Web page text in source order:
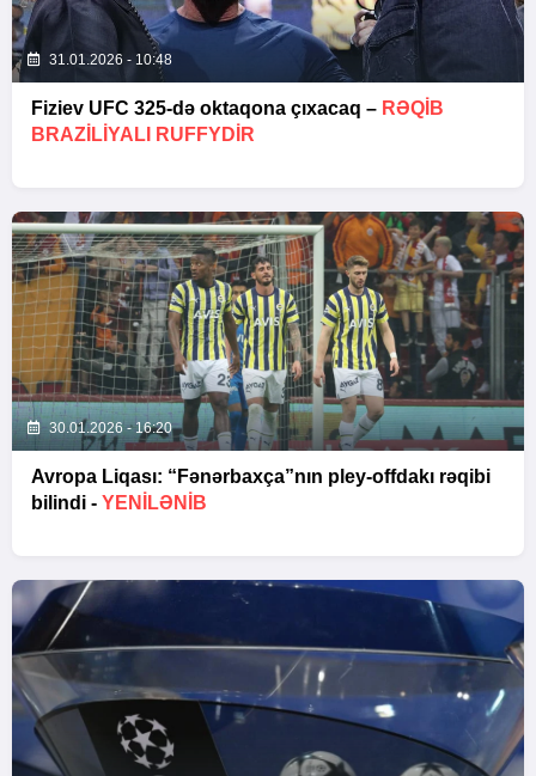
31.01.2026 - 10:48
Fiziev UFC 325-də oktaqona çıxacaq – RƏQIB
BRAZILIYALI RUFFYDIR
30.01.2026 - 16:20
Avropa Liqası: “Fənərbaxça”nın pley-offdakı rəqibi
bilindi - YENİLƏNİB